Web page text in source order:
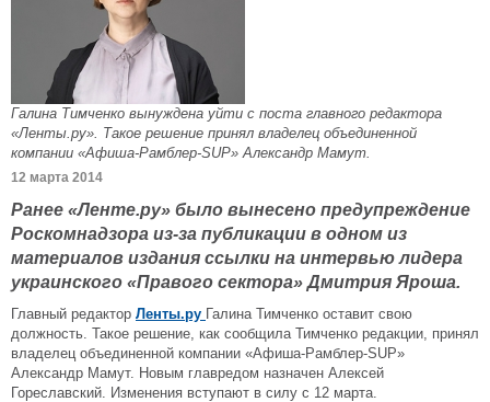
Галина Тимченко вынуждена уйти с поста главного редактора
«Ленты.ру». Такое решение принял владелец объединенной
компании «Афиша-Рамблер-SUP» Александр Мамут.
12 марта 2014
Ранее «Ленте.ру» было вынесено предупреждение
Роскомнадзора из-за публикации в одном из
материалов издания ссылки на интервью лидера
украинского «Правого сектора» Дмитрия Яроша.
Главный редактор Ленты.ру Галина Тимченко оставит свою
должность. Такое решение, как сообщила Тимченко редакции, принял
владелец объединенной компании «Афиша-Рамблер-SUP»
Александр Мамут. Новым главредом назначен Алексей
Гореславский. Изменения вступают в силу с 12 марта.